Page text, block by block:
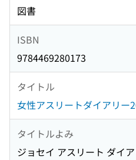
図書
ISBN
9784469280173
タイトル
女性アスリートダイアリー
タイトルよみ
ジョセイ アスリート ダイ